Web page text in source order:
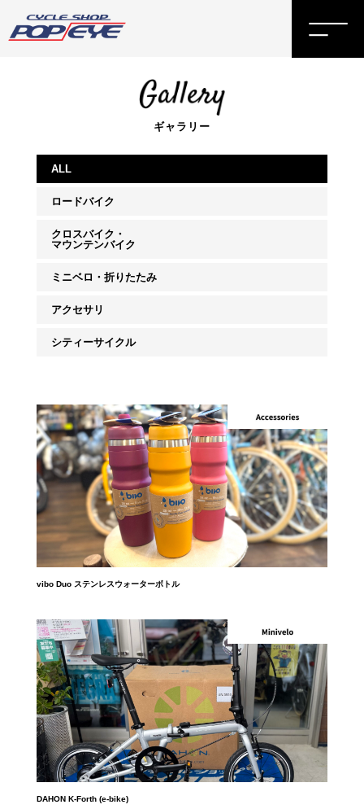
ギャラリー
ALL
ロードバイク
クロスバイク・
マウンテンバイク
ミニベロ・折りたたみ
アクセサリ
シティーサイクル
vibo Duo ステンレスウォーターボトル
DAHON K-Forth (e-bike)